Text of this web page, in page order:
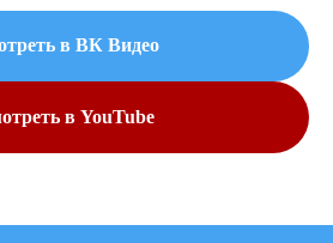
в ВК Видео
в YouTube